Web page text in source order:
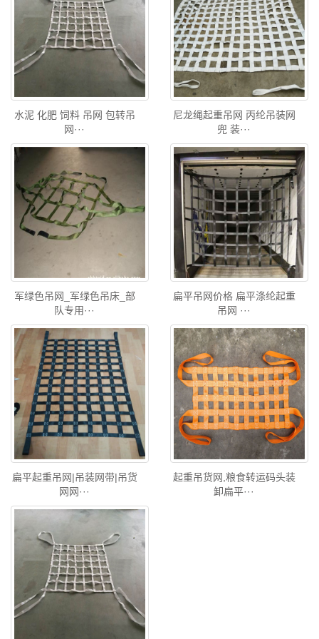
水泥 化肥 饲料 吊网 包转吊
网···
尼龙绳起重吊网 丙纶吊装网
兜 装···
军绿色吊网_军绿色吊床_部
队专用···
扁平吊网价格 扁平涤纶起重
吊网 ···
扁平起重吊网|吊装网带|吊货
网网···
起重吊货网,粮食转运码头装
卸扁平···